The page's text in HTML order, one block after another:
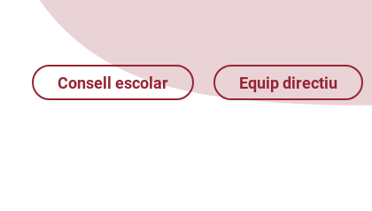
Consell escolar Equip directiu